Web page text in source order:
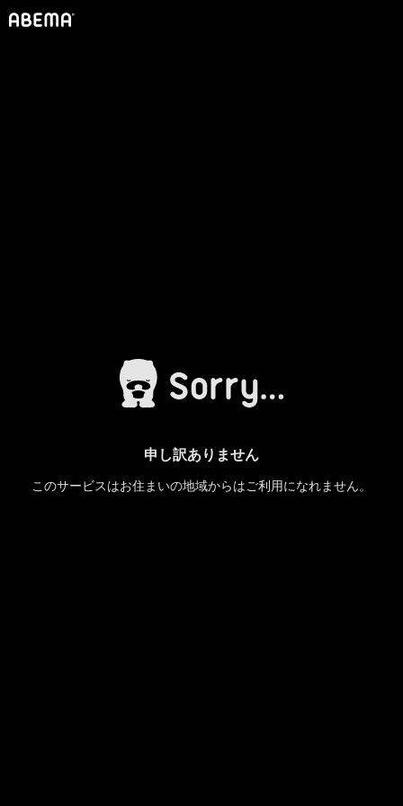
申し訳ありません
このサービスはお住まいの地域からはご利用になれません。